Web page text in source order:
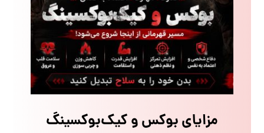
مزایای بوکس و کیک‌بوکسینگ